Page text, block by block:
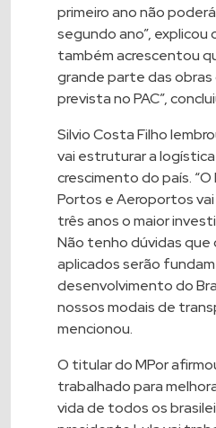
primeiro ano não
segundo ano”, explicou
também acrescentou
grande parte das
prevista no PAC”,
Silvio Costa Filho
vai estruturar a
crescimento do país.
Portos e Aeroportos
três anos o maior
Não tenho dúvidas que
aplicados serão
desenvolvimento do
nossos modais de
mencionou.
O titular do MPor
trabalhado para
vida de todos os